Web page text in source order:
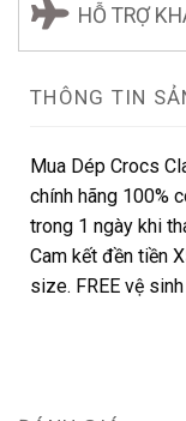
HỖ TRỢ
THÔNG TIN
Mua Dép Crocs
chính hãng 100%
trong 1 ngày khi
Cam kết đền tiền
size. FREE vệ